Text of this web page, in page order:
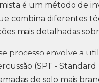
é um método de
combina diferentes
mais detalhadas
processo envolve a
(SPT -
de solo mais